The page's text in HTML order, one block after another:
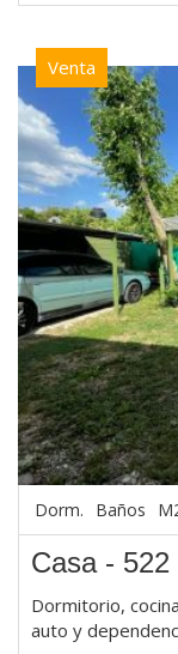
Venta
Dorm. Baños
Casa -
Dormitorio,
auto y